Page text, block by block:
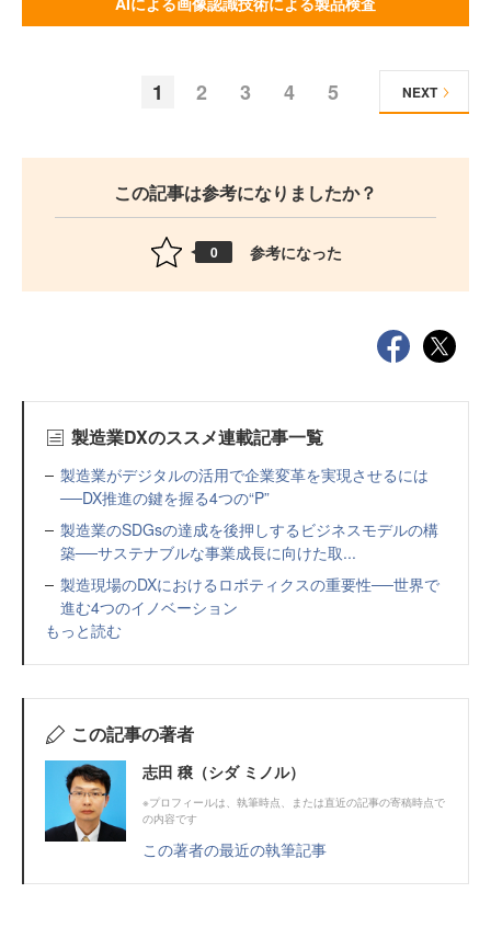
1 2 3 4 5 NEXT
この記事は参考になりましたか？
0 参考になった
製造業DXのススメ連載記事一覧
製造業がデジタルの活用で企業変革を実現させるには
──DX推進の鍵を握る4つの“P”
製造業のSDGsの達成を後押しするビジネスモデルの構
築──サステナブルな事業成長に向けた取...
製造現場のDXにおけるロボティクスの重要性──世界で
進む4つのイノベーション
もっと読む
この記事の著者
志田 穣（シダ ミノル）
※プロフィールは、執筆時点、または直近の記事の寄稿時点で
の内容です
この著者の最近の執筆記事